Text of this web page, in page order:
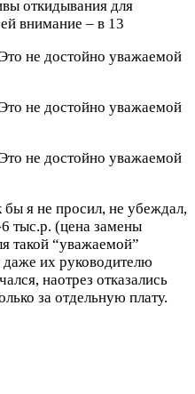
откидывания для
внимание – в 13
я не просил, не убеждал,
тыс.р. (цена замены
такой “уважаемой”
даже их руководителю
наотрез отказались
за отдельную плату.